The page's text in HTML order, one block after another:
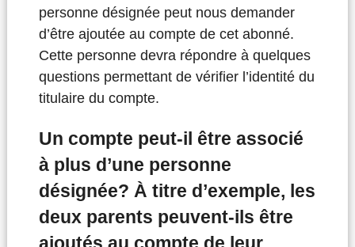
personne désignée peut nous demander
d’être ajoutée au compte de cet abonné.
Cette personne devra répondre à quelques
questions permettant de vérifier l’identité du
titulaire du compte.
Un compte peut-il être associé
à plus d’une personne
désignée? À titre d’exemple, les
deux parents peuvent-ils être